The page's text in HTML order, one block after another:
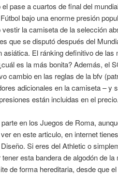
pase a cuartos de final del
bajo una enorme presión
la camiseta de la selección
que se disputó después del
asiática. El ránking definitivo de
es la más bonita? Además, el
cambio en las reglas de la bfv
adicionales en la camiseta – y
están incluidas en el precio.
en los Juegos de Roma,
en este articulo, en internet
Si eres del Athletic o
esta bandera de algodón de
de forma hereditaria, desde que